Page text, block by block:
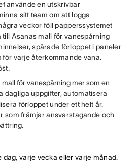
använde en utskrivbar
sitt team om att logga
veckor föll papperssystemet
till Asanas mall för vanespårning
spårade förloppet i paneler
varje återkommande vana.
för vanespårning mer som en
dagliga uppgifter, automatisera
förloppet under ett helt år.
som främjar ansvarstagande och
dag, varje vecka eller varje månad.